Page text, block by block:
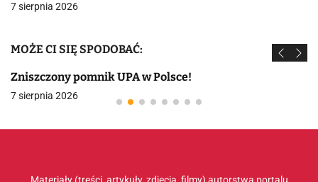
7 sierpnia 2026
MOŻE CI SIĘ SPODOBAĆ:
Zniszczony pomnik UPA w Polsce!
7 sierpnia 2026